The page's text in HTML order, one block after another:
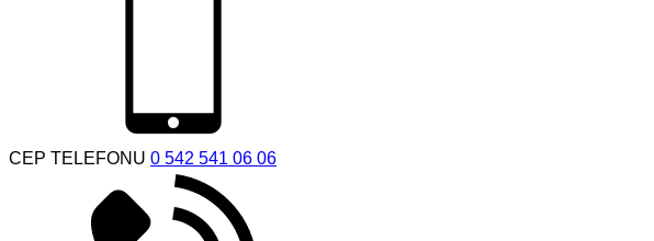
CEP TELEFONU 0 542 541 06 06